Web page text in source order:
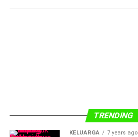
TRENDING
KELUARGA 7 years ago